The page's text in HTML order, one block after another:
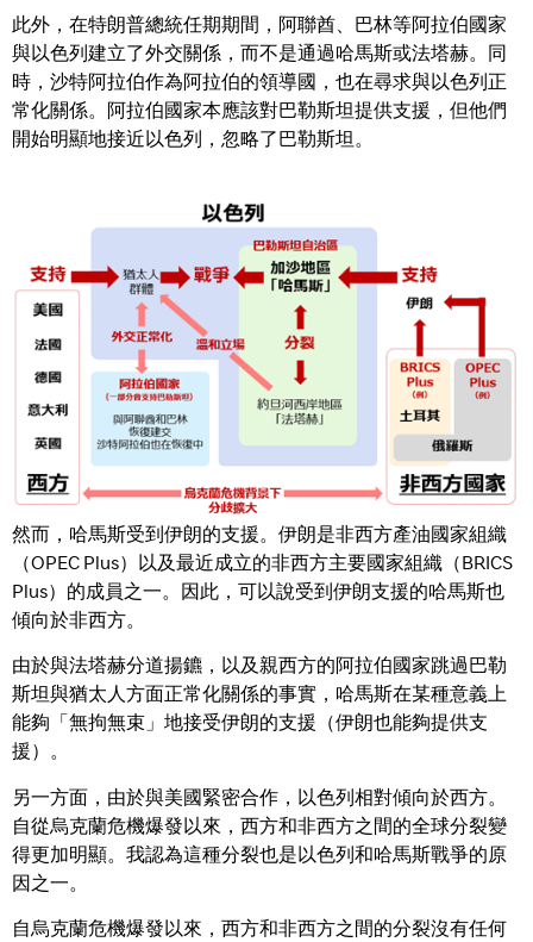
此外，在特朗普總統任期期間，阿聯酋、巴林等阿拉伯國家
與以色列建立了外交關係，而不是通過哈馬斯或法塔赫。同
時，沙特阿拉伯作為阿拉伯的領導國，也在尋求與以色列正
常化關係。阿拉伯國家本應該對巴勒斯坦提供支援，但他們
開始明顯地接近以色列，忽略了巴勒斯坦。
然而，哈馬斯受到伊朗的支援。伊朗是非西方產油國家組織
（OPEC Plus）以及最近成立的非西方主要國家組織（BRICS
Plus）的成員之一。因此，可以說受到伊朗支援的哈馬斯也
傾向於非西方。
由於與法塔赫分道揚鑣，以及親西方的阿拉伯國家跳過巴勒
斯坦與猶太人方面正常化關係的事實，哈馬斯在某種意義上
能夠「無拘無束」地接受伊朗的支援（伊朗也能夠提供支
援）。
另一方面，由於與美國緊密合作，以色列相對傾向於西方。
自從烏克蘭危機爆發以來，西方和非西方之間的全球分裂變
得更加明顯。我認為這種分裂也是以色列和哈馬斯戰爭的原
因之一。
自烏克蘭危機爆發以來，西方和非西方之間的分裂沒有任何